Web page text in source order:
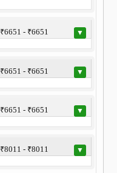
₹6651 - ₹6651 ▼
₹6651 - ₹6651 ▼
₹6651 - ₹6651 ▼
₹8011 - ₹8011 ▼